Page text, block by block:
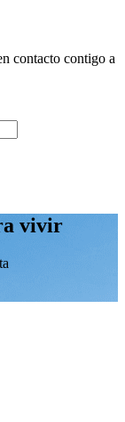
contacto contigo a
vivir